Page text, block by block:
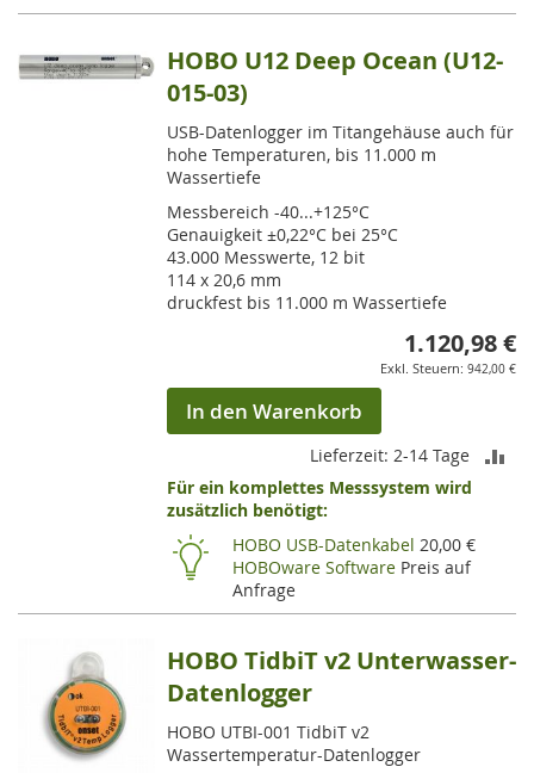
gerade
die
Seite
HOBO U12 Deep Ocean (U12-
015-03)
USB-Datenlogger im Titangehäuse auch für
hohe Temperaturen, bis 11.000 m
Wassertiefe
Messbereich -40...+125°C
Genauigkeit ±0,22°C bei 25°C
43.000 Messwerte, 12 bit
114 x 20,6 mm
druckfest bis 11.000 m Wassertiefe
1.120,98 €
942,00 €
In den Warenkorb
Lieferzeit: 2-14 Tage
Für ein komplettes Messsystem wird
zusätzlich benötigt:
HOBO USB-Datenkabel 20,00 €
HOBOware Software Preis auf
Anfrage
HOBO TidbiT v2 Unterwasser-
Datenlogger
HOBO UTBI-001 TidbiT v2
Wassertemperatur-Datenlogger